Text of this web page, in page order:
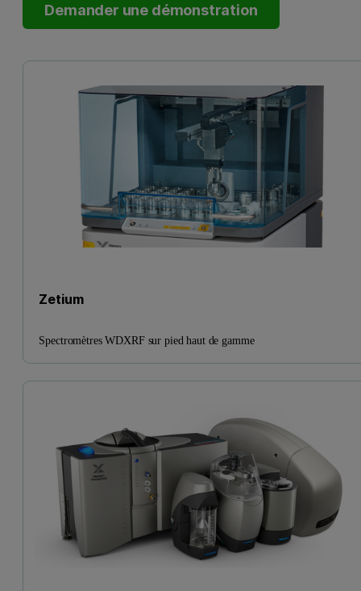
Demander une démonstration
Zetium
Spectromètres WDXRF sur pied haut de gamme